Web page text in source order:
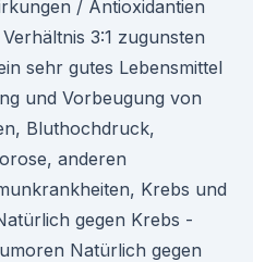
/ Antioxidantien
3:1 zugunsten
sehr gutes Lebensmittel
und Vorbeugung von
Bluthochdruck,
anderen
Krebs und
gegen Krebs -
Natürlich gegen